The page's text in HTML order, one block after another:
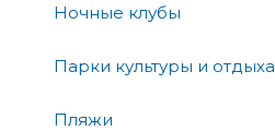
Ночные клубы
Парки культуры и отдыха
Пляжи